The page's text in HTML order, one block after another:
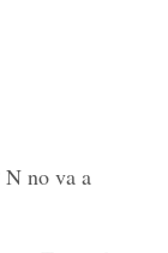
N no va a